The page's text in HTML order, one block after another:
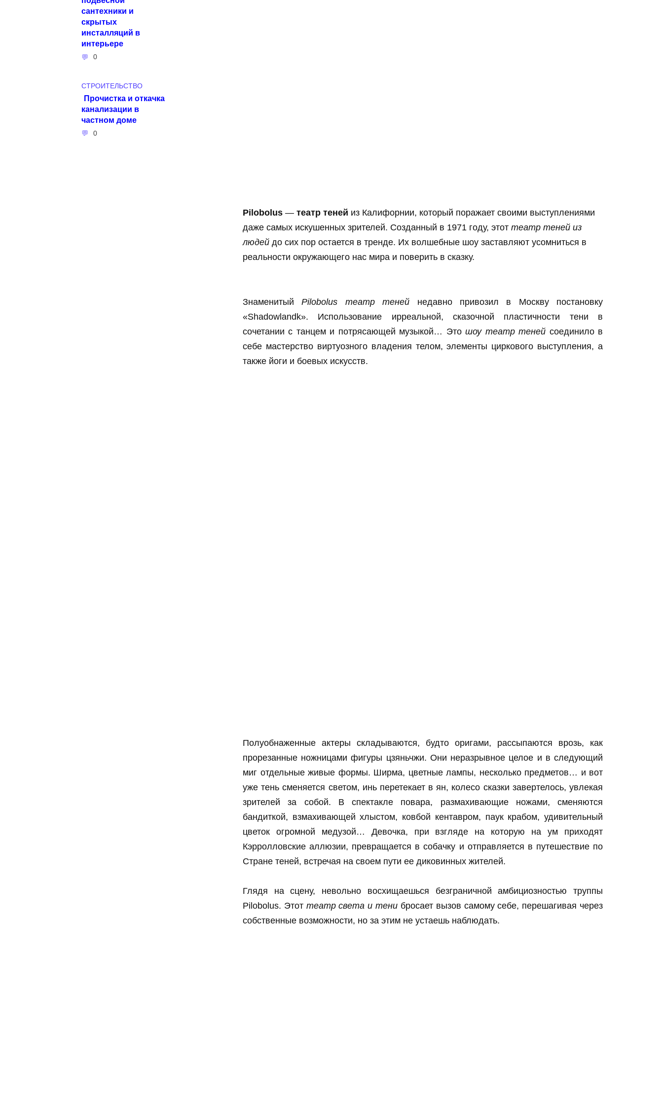
Pilobolus — театр теней из Калифорнии, который поражает своими выступлениями
даже самых искушенных зрителей. Созданный в 1971 году, этот театр теней из
людей до сих пор остается в тренде. Их волшебные шоу заставляют усомниться в
реальности окружающего нас мира и поверить в сказку.
ЗнаменитыйPilobolus театр теней недавно привозил в Москву постановку
«Shadowlandk». Использование ирреальной, сказочной пластичности тени в
сочетании с танцем и потрясающей музыкой… Этошоу театр теней соединило в
себе мастерство виртуозного владения телом, элементы циркового выступления, а
также йоги и боевых искусств.
Полуобнаженные актеры складываются, будто оригами, рассыпаются врозь, как
прорезанные ножницами фигуры цзяньчжи. Они неразрывное целое и в следующий
миг отдельные живые формы. Ширма, цветные лампы, несколько предметов… и вот
уже тень сменяется светом, инь перетекает в ян, колесо сказки завертелось, увлекая
зрителей за собой. В спектакле повара, размахивающие ножами, сменяются
бандиткой, взмахивающей хлыстом, ковбой кентавром, паук крабом, удивительный
цветок огромной медузой… Девочка, при взгляде на которую на ум приходят
Кэрролловские аллюзии, превращается в собачку и отправляется в путешествие по
Стране теней, встречая на своем пути ее диковинных жителей.
Глядя на сцену, невольно восхищаешься безграничной амбициозностью труппы
Pilobolus. Этот театр света и тени бросает вызов самому себе, перешагивая через
собственные возможности, но за этим не устаешь наблюдать.
сантехники и
скрытых
инсталляций в
интерьере
0
СТРОИТЕЛЬСТВО
Прочистка и откачка
канализации в
частном доме
0